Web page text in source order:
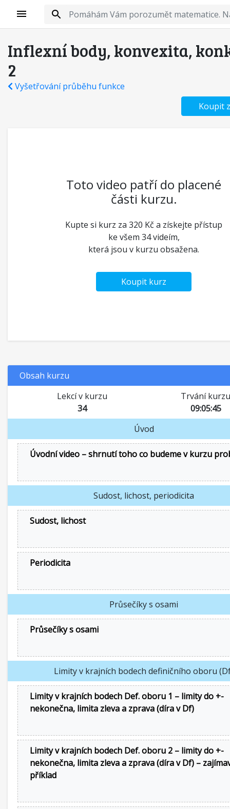
Inflexní body, konvexita,
2
Vyšetřování průběhu funkce
Koupit
Toto video patří do placené
části kurzu.
Kupte si kurz za 320 Kč a získejte přístup
ke všem 34 videím,
která jsou v kurzu obsažena.
Koupit kurz
Obsah kurzu
Lekcí v kurzu
34
Trvání kurzu
09:05:45
Úvod
Úvodní video – shrnutí toho co budeme v kurzu
Sudost, lichost, periodicita
Sudost, lichost
Periodicita
Průsečíky s osami
Průsečíky s osami
Limity v krajních bodech definičního oboru
Limity v krajních bodech Def. oboru 1 – limity do +-
nekonečna, limita zleva a zprava (díra v Df)
Limity v krajních bodech Def. oboru 2 – limity do +-
nekonečna, limita zleva a zprava (díra v Df) –
příklad